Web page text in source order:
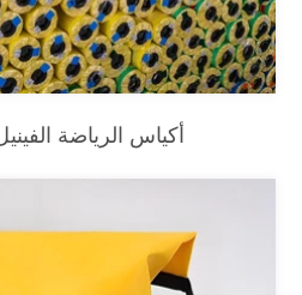
أكياس الرياضة